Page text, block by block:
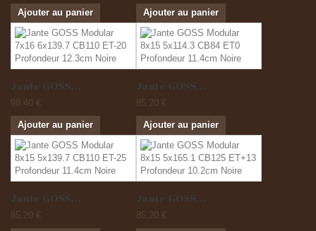
Ajouter au panier Ajouter au panier
Jante GOSS...
98,40 €
Ajouter au panier
Jante GOSS...
85,20 €
Ajouter au panier
Jante GOSS...
85,20 €
Jante GOSS...
85,20 €